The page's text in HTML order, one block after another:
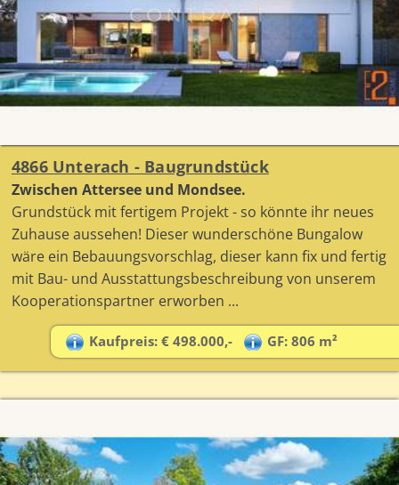
4866 Unterach - Baugrundstück
Zwischen Attersee und Mondsee.
Grundstück mit fertigem Projekt - so könnte ihr neues
Zuhause aussehen! Dieser wunderschöne Bungalow
wäre ein Bebauungsvorschlag, dieser kann fix und fertig
mit Bau- und Ausstattungsbeschreibung von unserem
Kooperationspartner erworben ...
Kaufpreis: € 498.000,- GF: 806 m²